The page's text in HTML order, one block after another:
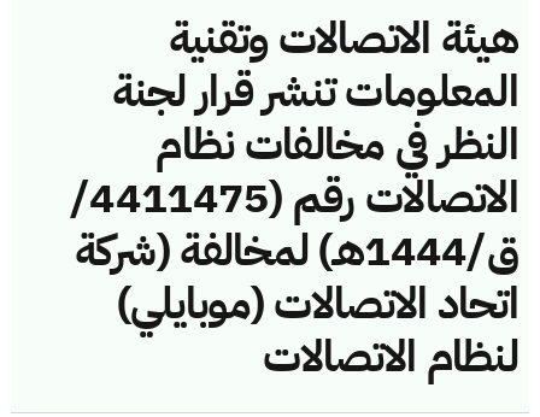
هيئة الاتصالات وتقنية
المعلومات تنشر قرار لجنة
النظر في مخالفات نظام
الاتصالات رقم (4411475/
ق/1444هـ) لمخالفة (شركة
اتحاد الاتصالات (موبايلي)
لنظام الاتصالات